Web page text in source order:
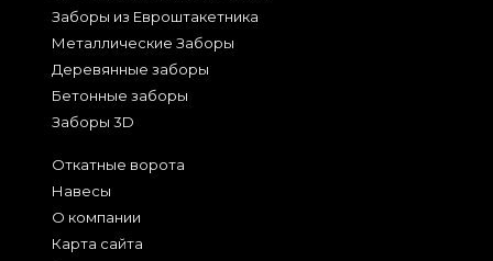
Заборы из Евроштакетника
Металлические Заборы
Деревянные заборы
Бетонные заборы
Заборы 3D
Откатные ворота
Навесы
О компании
Карта сайта